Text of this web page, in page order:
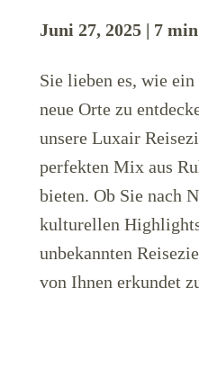
LuxairGroup
Juni 27, 2025 | 7
Sie lieben es, wie
neue Orte zu
unsere Luxair
perfekten Mix aus
bieten. Ob Sie nach
kulturellen
unbekannten
von Ihnen erkundet